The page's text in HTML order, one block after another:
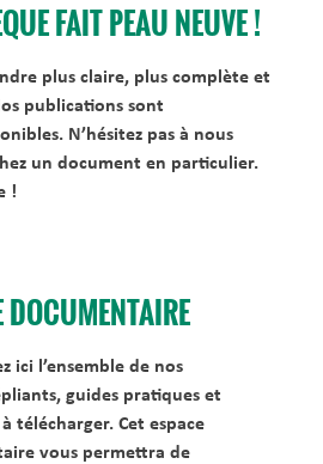
FAIT PEAU NEUVE !
plus claire, plus complète et
publications sont
N’hésitez pas à nous
un document en particulier.
!
DOCUMENTAIRE
ici l’ensemble de nos
guides pratiques et
télécharger. Cet espace
vous permettra de